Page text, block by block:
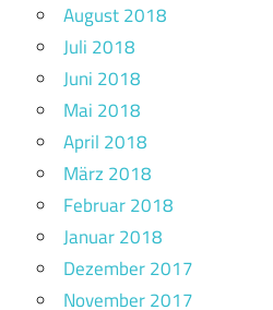
August 2018
Juli 2018
Juni 2018
Mai 2018
April 2018
März 2018
Februar 2018
Januar 2018
Dezember 2017
November 2017